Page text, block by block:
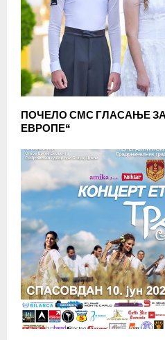
ПОЧЕЛО СМС ГЛАСАЊЕ
ЕВРОПЕ“